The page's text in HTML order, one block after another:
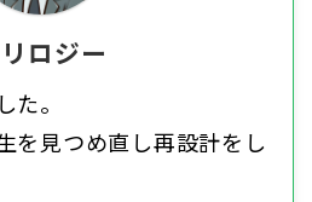
ロジー
。
を見つめ直し再設計をし